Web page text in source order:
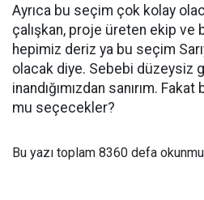
Ayrıca bu seçim çok kolay
çalışkan, proje üreten ekip ve
hepimiz deriz ya bu seçim
olacak diye. Sebebi düzeysiz
inandığımızdan sanırım. Fakat
mu seçecekler?
Bu yazı toplam 8360 defa